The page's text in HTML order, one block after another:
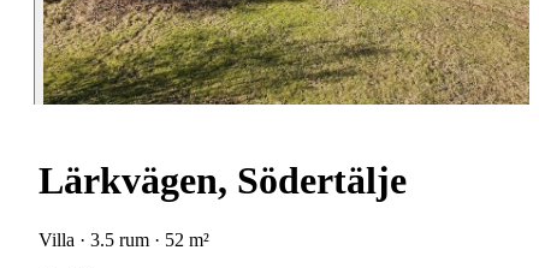
Lärkvägen, Södertälje
Villa · 3.5 rum · 52 m²